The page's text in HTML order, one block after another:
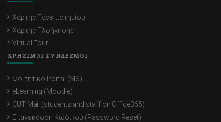
Χάρτης Πανεπιστημίου
Χάρτης Πλοήγησης
Virtual Tour
ΧΡΗΣΙΜΟΙ ΣΥΝΔΕΣΜΟΙ
Φοιτητικό Portal (SIS)
eLearning (Moodle)
CUT Mail (students and staff on Office365)
Επανέκδοση Κωδικού (Password Reset)